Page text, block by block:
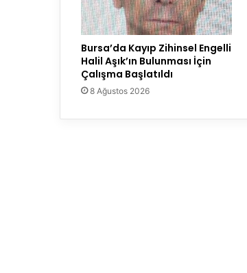
Bursa’da Kayıp Zihinsel Engelli
Halil Aşık’ın Bulunması İçin
Çalışma Başlatıldı
8 Ağustos 2026